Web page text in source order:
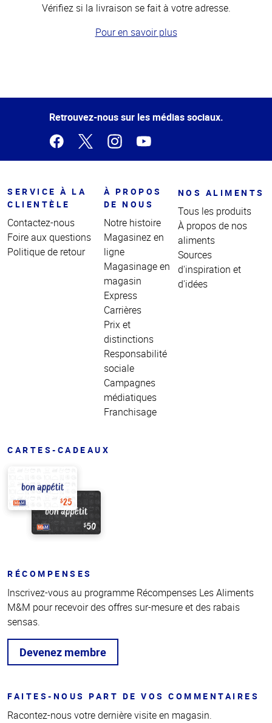
Vérifiez si la livraison se fait à votre adresse.
Pour en savoir plus
de la
Retrouvez-nous sur les médias sociaux.
SERVICE À LA
CLIENTÈLE
Contactez-nous
Foire aux questions
Politique de retour
À PROPOS
DE NOUS
Notre histoire
Magasinez en
ligne
Magasinage en
magasin
Express
Carrières
Prix et
distinctions
Responsabilité
sociale
Campagnes
médiatiques
Franchisage
NOS ALIMENTS
Tous les produits
À propos de nos
aliments
Sources
d'inspiration et
d'idées
CARTES-CADEAUX
RÉCOMPENSES
Inscrivez-vous au programme Récompenses Les Aliments
M&M pour recevoir des offres sur-mesure et des rabais
sensas.
Devenez membre
FAITES-NOUS PART DE VOS COMMENTAIRES
Racontez-nous votre dernière visite en magasin.